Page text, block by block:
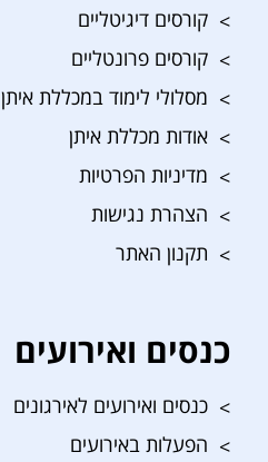
קורסים דיגיטליים
קורסים פרונטליים
מסלולי לימוד במכללת איתן
אודות מכללת איתן
מדיניות הפרטיות
הצהרת נגישות
תקנון האתר
כנסים ואירועים
כנסים ואירועים לאירגונים
הפעלות באירועים